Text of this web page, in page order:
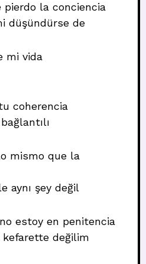
pierdo la conciencia
düşündürse de
mi vida
coherencia
mismo que la
aynı şey değil
estoy en penitencia
kefarette değilim